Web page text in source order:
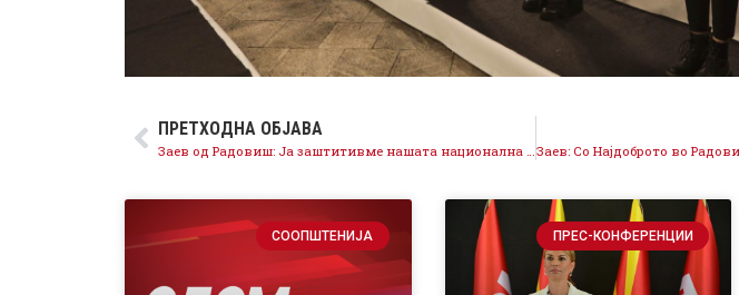
ПРЕТХОДНА ОБЈАВА
СООПШТЕНИЈА ПРЕС-КОНФЕРЕНЦИИ